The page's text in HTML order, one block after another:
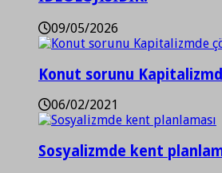
09/05/2026
Konut sorunu
06/02/2021
Sosyalizmde kent